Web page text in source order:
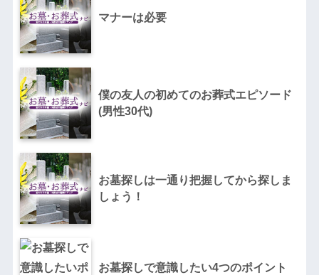
マナーは必要
僕の友人の初めてのお葬式エピソード
(男性30代)
お墓探しは一通り把握してから探しま
しょう！
お墓探しで意識したい4つのポイント